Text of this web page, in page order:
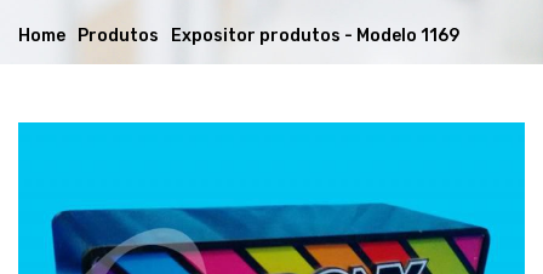
Home Produtos Expositor produtos - Modelo 1169